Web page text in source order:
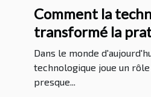
Comment la
transformé la
au Massachusetts
Dans le monde
technologique joue un
presque...